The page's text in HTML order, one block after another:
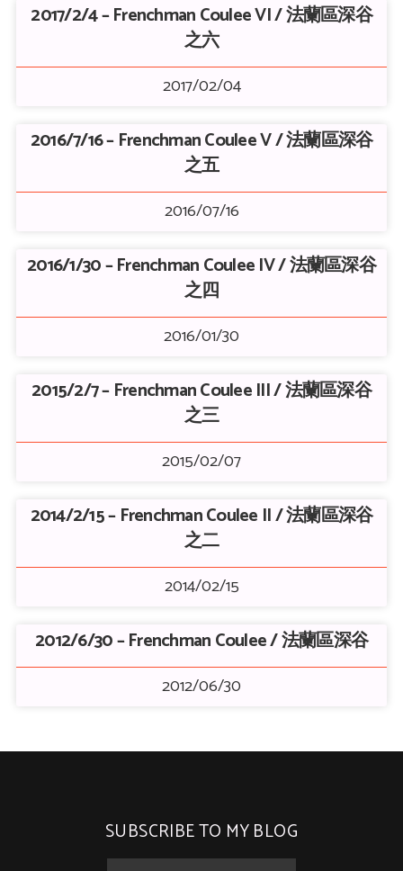
2017/2/4 – Frenchman Coulee VI / 法蘭區深谷
之六
2017/02/04
2016/7/16 – Frenchman Coulee V / 法蘭區深谷
之五
2016/07/16
2016/1/30 – Frenchman Coulee IV / 法蘭區深谷
之四
2016/01/30
2015/2/7 – Frenchman Coulee III / 法蘭區深谷
之三
2015/02/07
2014/2/15 – Frenchman Coulee II / 法蘭區深谷
之二
2014/02/15
2012/6/30 – Frenchman Coulee / 法蘭區深谷
2012/06/30
SUBSCRIBE TO MY BLOG